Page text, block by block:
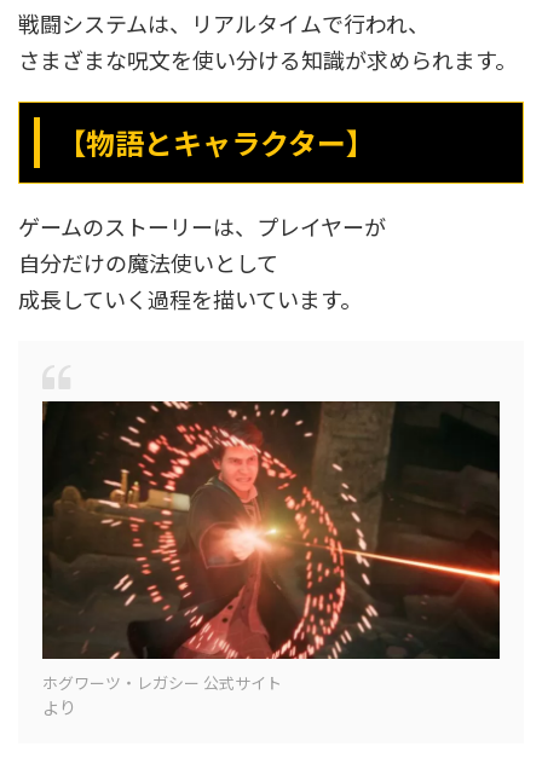
戦闘システムは、リアルタイムで行われ、
さまざまな呪文を使い分ける知識が求められます。
【物語とキャラクター】
ゲームのストーリーは、プレイヤーが
自分だけの魔法使いとして
成長していく過程を描いています。
ホグワーツ・レガシー 公式サイト
より